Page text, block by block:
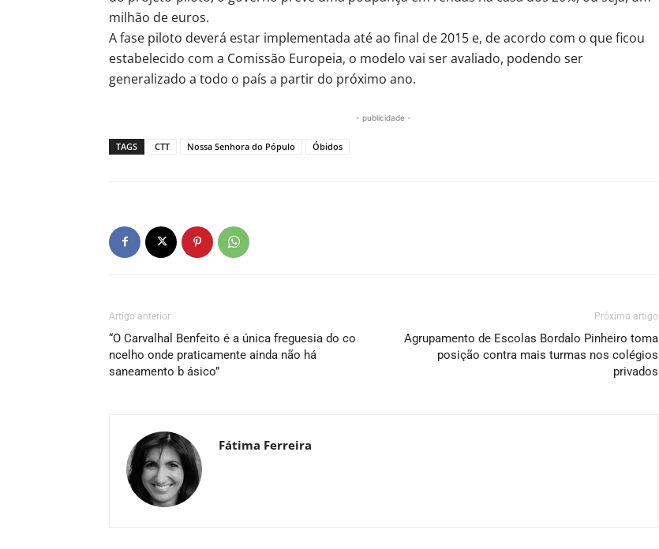
milhão de euros.
A fase piloto deverá estar implementada até ao final de 2015 e, de acordo com o que ficou
estabelecido com a Comissão Europeia, o modelo vai ser avaliado, podendo ser
generalizado a todo o país a partir do próximo ano.
- publicidade -
TAGS CTT Nossa Senhora do Pópulo Óbidos
Artigo anterior
“O Carvalhal Benfeito é a única freguesia do co
ncelho onde praticamente ainda não há
saneamento b ásico”
Próximo artigo
Agrupamento de Escolas Bordalo Pinheiro toma
posição contra mais turmas nos colégios
privados
Fátima Ferreira